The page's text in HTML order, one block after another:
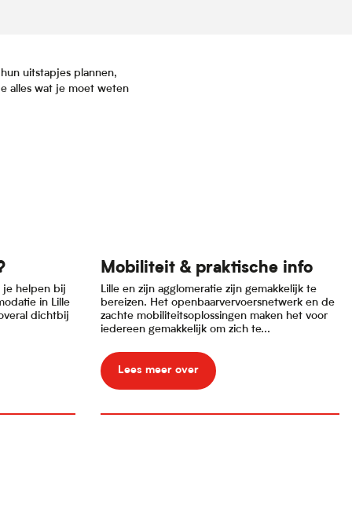
uitstapjes plannen,
alles wat je moet weten
je helpen bij
in Lille
dichtbij
Mobiliteit & praktische info
Lille en zijn agglomeratie zijn gemakkelijk te
bereizen. Het openbaarvervoersnetwerk en de
zachte mobiliteitsoplossingen maken het voor
iedereen gemakkelijk om zich te...
Lees meer over